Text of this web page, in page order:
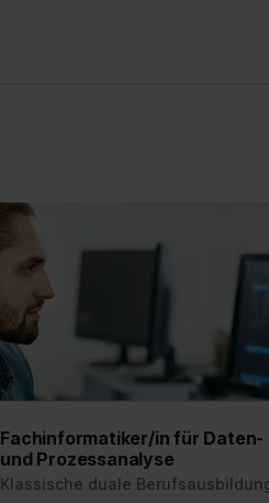
Fachinformatiker/in für Daten-
und Prozessanalyse
Klassische duale